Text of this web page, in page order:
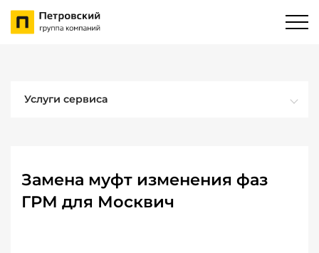
Услуги сервиса
Замена муфт изменения фаз
ГРМ для Москвич